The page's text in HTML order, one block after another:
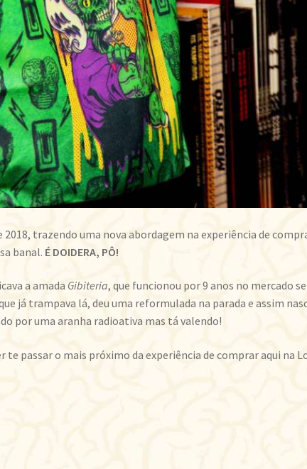
2018, trazendo uma nova abordagem na experiência de
banal. É DOIDERA, PÔ!
a amada Gibiteria, que funcionou por 9 anos no mercado
já trampava lá, deu uma reformulada na parada e assim
por uma aranha radioativa mas tá valendo!
passar o mais próximo da experiência de comprar aqui na